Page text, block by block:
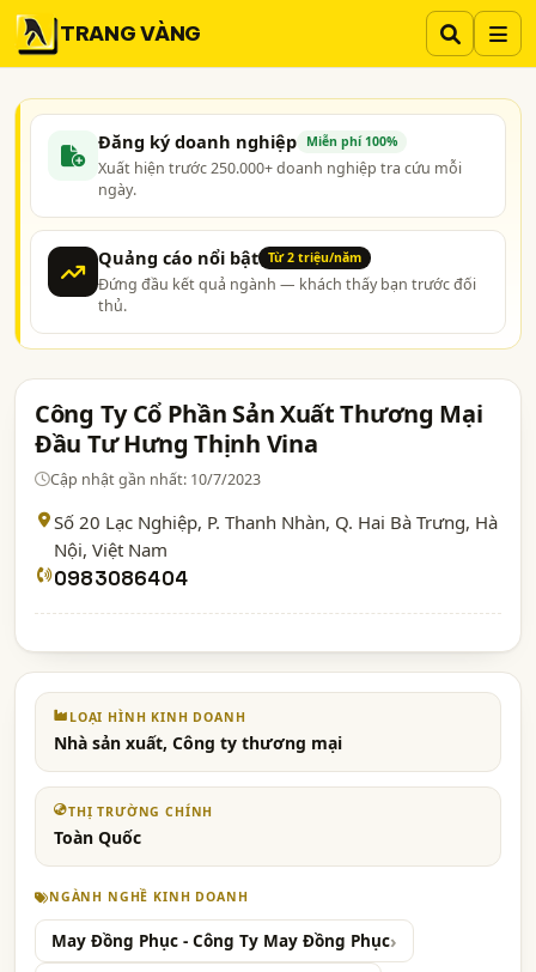
TRANG VÀNG
Đăng ký doanh nghiệp Miễn phí 100%
Xuất hiện trước 250.000+ doanh nghiệp tra cứu mỗi
ngày.
Quảng cáo nổi bật Từ 2 triệu/năm
Đứng đầu kết quả ngành — khách thấy bạn trước đối
thủ.
Công Ty Cổ Phần Sản Xuất Thương Mại
Đầu Tư Hưng Thịnh Vina
Cập nhật gần nhất: 10/7/2023
Số 20 Lạc Nghiệp, P. Thanh Nhàn, Q. Hai Bà Trưng, Hà
Nội, Việt Nam
0983086404
LOẠI HÌNH KINH DOANH
Nhà sản xuất, Công ty thương mại
THỊ TRƯỜNG CHÍNH
Toàn Quốc
NGÀNH NGHỀ KINH DOANH
May Đồng Phục - Công Ty May Đồng Phục